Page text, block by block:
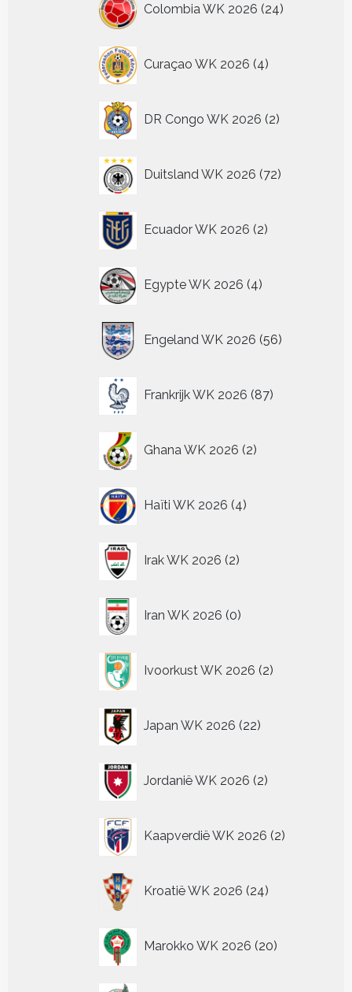
Colombia WK 2026 24
producten
Curaçao WK 2026 4
producten
DR Congo WK 2026 2
producten
Duitsland WK 2026 72
producten
Ecuador WK 2026 2
producten
Egypte WK 2026 4
producten
Engeland WK 2026 56
producten
Frankrijk WK 2026 87
producten
Ghana WK 2026 2
producten
Haïti WK 2026 4
producten
Irak WK 2026 2
producten
Iran WK 2026 0
producten
Ivoorkust WK 2026 2
producten
Japan WK 2026 22
producten
Jordanië WK 2026 2
producten
Kaapverdië WK 2026 2
producten
Kroatië WK 2026 24
producten
Marokko WK 2026 20
producten